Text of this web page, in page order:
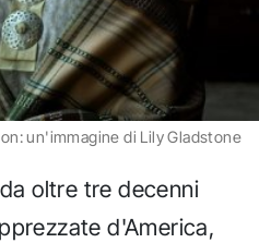
un'immagine di Lily Gladstone
oltre tre decenni
d'America,